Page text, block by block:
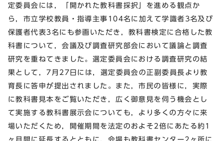
定委員会には，「開かれた教科書採択」を進める観点か
ら，市立学校教員・指導主事104名に加えて学識者3名及び
保護者代表3名にも参画いただき，教科書検定に合格した教
科書について，会議及び調査研究部会において議論と調査
研究を重ねてきました。選定委員会における調査研究の結
果として，7月27日には，選定委員会の正副委員長より教
育長に答申が提出されました。また，市民の皆様に，実際
に教科書見本をご覧いただき，広く御意見を伺う機会とし
て実施する教科書展示会についても，より多くの方々に来
場いただくため，開催期間を法定のおよそ2倍にあたる約1
ヶ月間に延長するとともに，会場も教科書センター2ヶ所に